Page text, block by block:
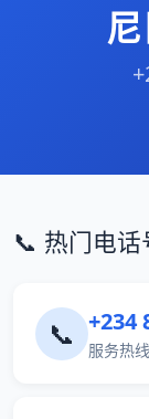
📞 热门电话
📞 +234
服务热线